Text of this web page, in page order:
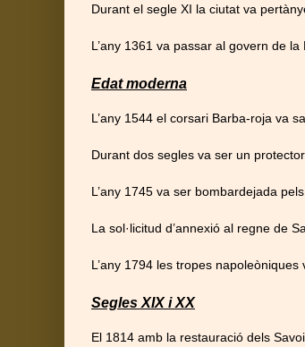
Durant el segle XI la ciutat va
L’any 1361 va passar al govern de
Edat moderna
L’any 1544 el corsari Barba-roja va
Durant dos segles va ser un
L’any 1745 va ser bombardejada
La sol·licitud d’annexió al regne de
L’any 1794 les tropes napoleòniques
Segles XIX i XX
El 1814 amb la restauració dels